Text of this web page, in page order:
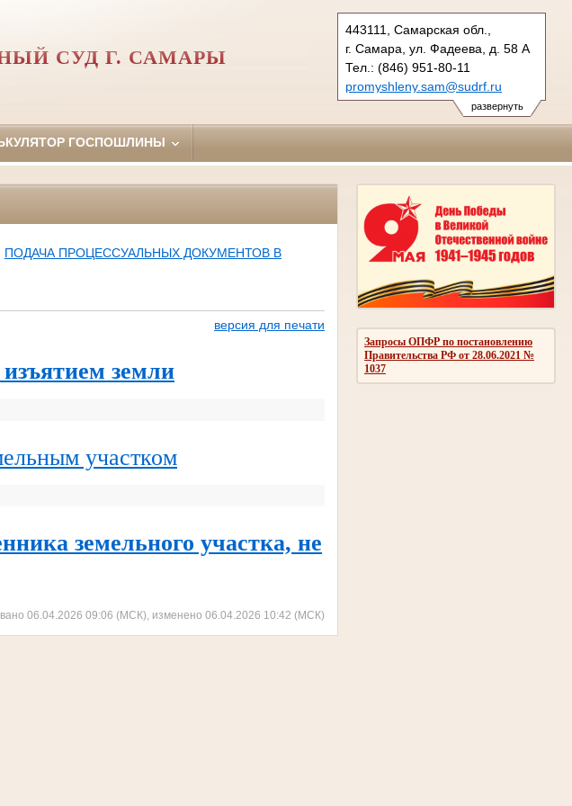
развернуть
443111, Самарская обл.,
г. Самара, ул. Фадеева, д. 58 А
Тел.: (846) 951-80-11
promyshleny.sam@sudrf.ru
СУД Г. САМАРЫ
ГОСПОШЛИНЫ
Запросы ОПФР по постановлению
Правительства РФ от 28.06.2021 №
1037
ПОДАЧА ПРОЦЕССУАЛЬНЫХ ДОКУМЕНТОВ В
версия для печати
земли
участком
земельного участка, не
06.04.2026 09:06 (МСК), изменено 06.04.2026 10:42 (МСК)